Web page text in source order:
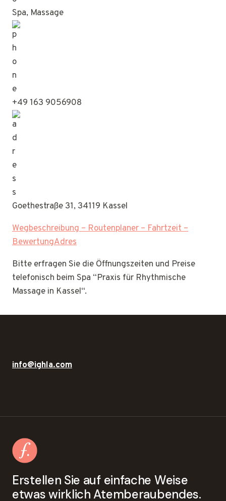
Spa, Massage
+49 163 9056908
Goethestraße 31, 34119 Kassel
Wegbeschreibung – Routenplaner – Fahrtzeit –
BewertungAdres
Bitte erfragen Sie die Öffnungszeiten und Preise
telefonisch beim Spa “Praxis für Rhythmische
Massage in Kassel“.
info@ighla.com
Erstellen Sie auf einfache Weise
etwas wirklich Atemberaubendes.